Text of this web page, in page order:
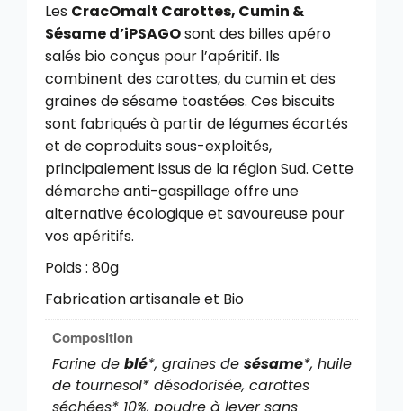
Les CracOmalt Carottes, Cumin &
Sésame d’iPSAGOsont des billes apéro
salés bio conçus pour l’apéritif. Ils
combinent des carottes, du cumin et des
graines de sésame toastées. Ces biscuits
sont fabriqués à partir de légumes écartés
et de coproduits sous-exploités,
principalement issus de la région Sud. Cette
démarche anti-gaspillage offre une
alternative écologique et savoureuse pour
vos apéritifs.
Poids : 80g
Fabrication artisanale et Bio
Composition
Farine de blé*, graines de sésame*, huile
de tournesol* désodorisée, carottes